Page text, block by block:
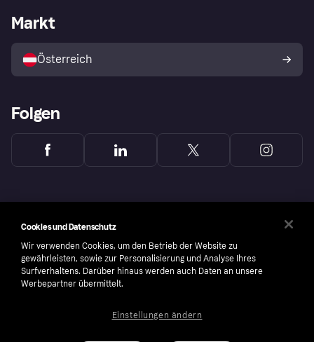
Shops entdecken
Händlerportal
Markt
Österreich
Folgen
Cookies und Datenschutz
Wir verwenden Cookies, um den Betrieb der Website zu
gewährleisten, sowie zur Personalisierung und Analyse Ihres
Surfverhaltens. Darüber hinaus werden auch Daten an unsere
Werbepartner übermittelt.
Einstellungen ändern